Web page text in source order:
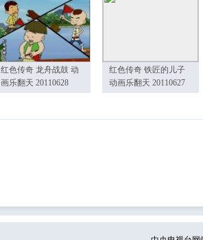
红色传奇 龙舟战鼓 动
画乐翻天 20110628
红色传奇 铁匠的儿子
动画乐翻天 20110627